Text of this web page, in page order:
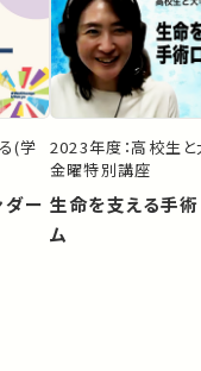
(学
ダー
2023年度：高校生
金曜特別講座
生命を支える手
ム